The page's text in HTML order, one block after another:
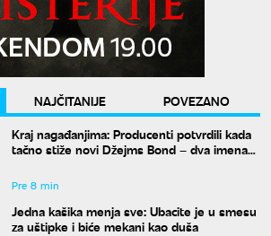
NAJČITANIJE
POVEZANO
Kraj nagađanjima: Producenti potvrdili kada
tačno stiže novi Džejms Bond – dva imena
Pre 8 min
Jedna kašika menja sve: Ubacite je u smesu
za uštipke i biće mekani kao duša